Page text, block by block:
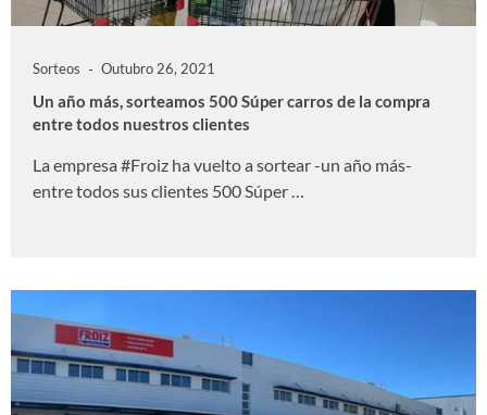
Sorteos Outubro 26, 2021
Un año más, sorteamos 500 Súper carros de la compra
entre todos nuestros clientes
La empresa #Froiz ha vuelto a sortear -un año más-
entre todos sus clientes 500 Súper …